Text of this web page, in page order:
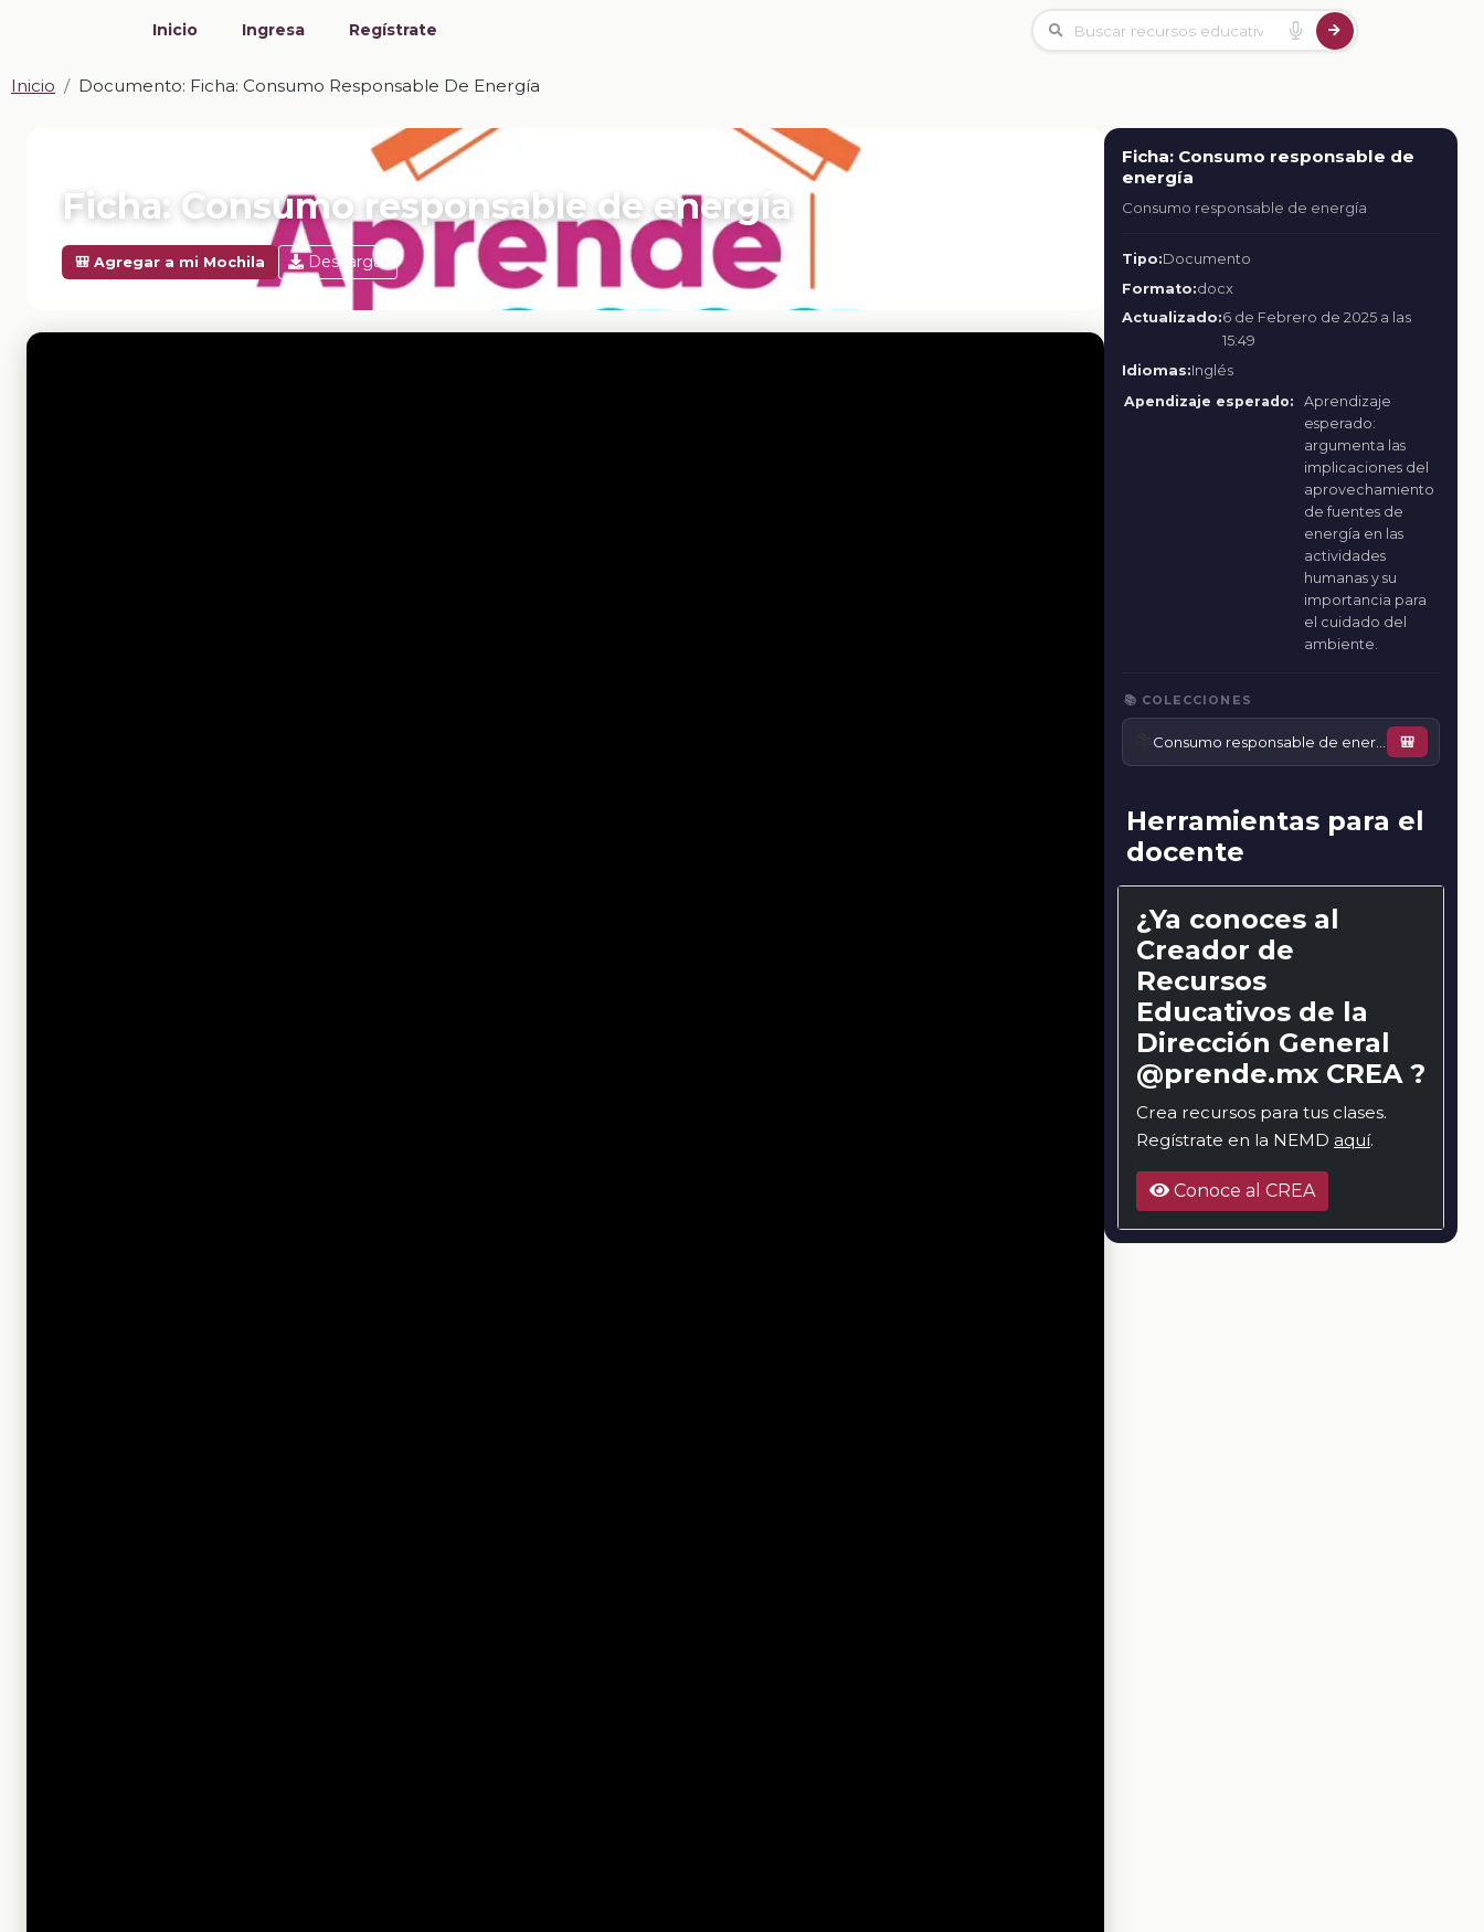
Inicio Ingresa Regístrate
Inicio Documento: Ficha: Consumo Responsable De Energía
Ficha: Consumo responsable de energía
🎒 Agregar a mi Mochila Descargar
Ficha: Consumo responsable de
energía
Consumo responsable de energía
Tipo:Documento
Formato:docx
Actualizado:6 de Febrero de 2025 a las
15:49
Idiomas:Inglés
Apendizaje esperado:
Aprendizaje
esperado:
argumenta las
implicaciones del
aprovechamiento
de fuentes de
energía en las
actividades
humanas y su
importancia para
el cuidado del
ambiente.
📚 COLECCIONES
🎒
Herramientas para el
docente
¿Ya conoces al
Creador de
Recursos
Educativos de la
Dirección General
@prende.mx CREA ?
Crea recursos para tus clases.
Regístrate en la NEMD aquí.
Conoce al CREA